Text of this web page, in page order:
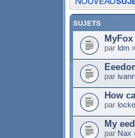
SUJETS
MyFox
par ldm
par
How
par
My
par Nax